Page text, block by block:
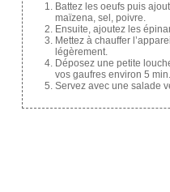
Battez les oeufs puis
maïzena, sel, poivre.
Ensuite, ajoutez les
Mettez à chauffer
légèrement.
Déposez une petite
vos gaufres environ 5 min.
Servez avec une salade